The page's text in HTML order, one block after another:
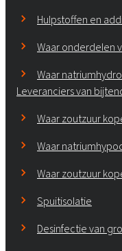
Hulpstoffen en
Waar onderdelen
Waar
Leveranciers van
Waar zoutzuur
Waar
Waar zoutzuur
Spuitisolatie
Desinfectie van